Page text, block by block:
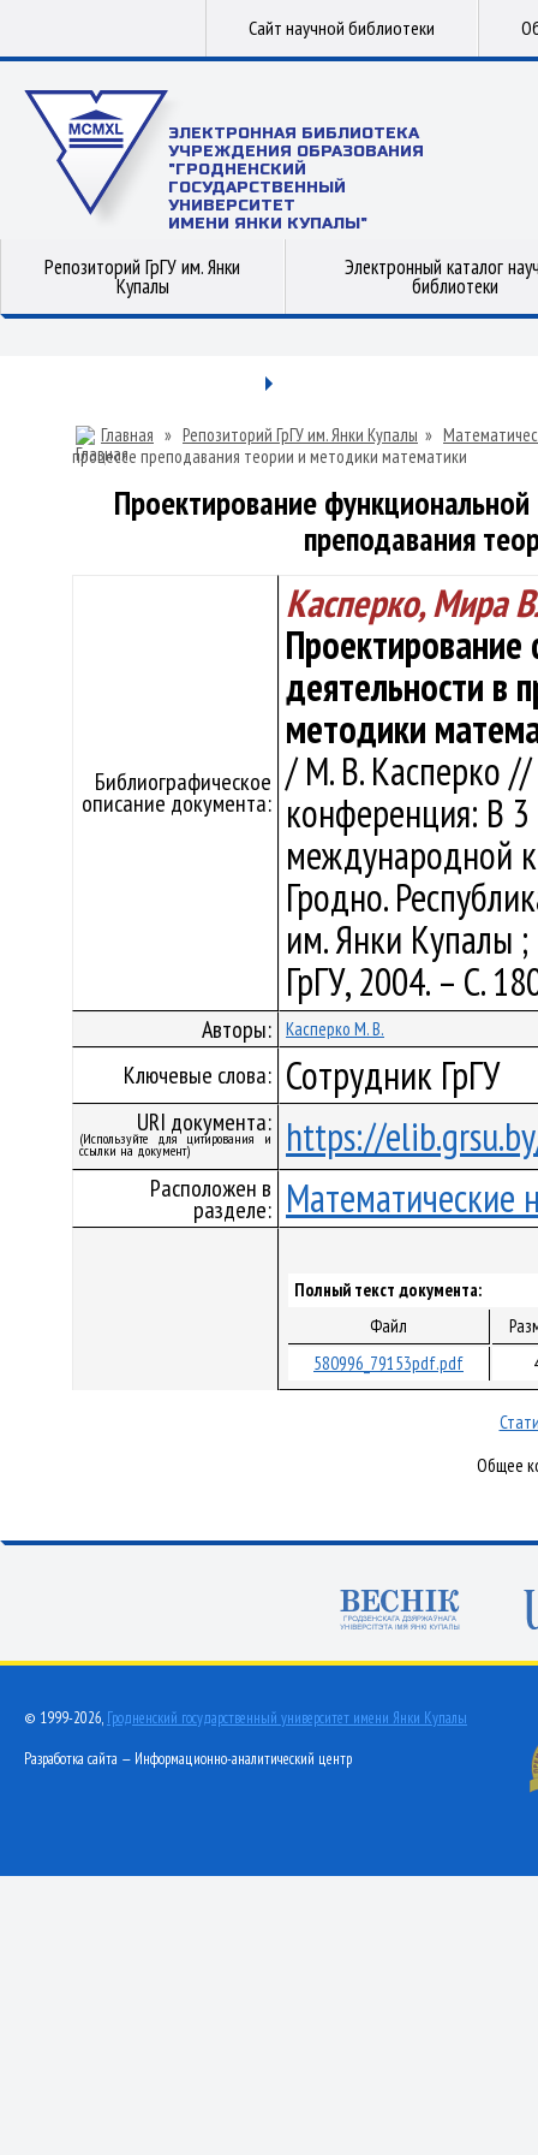
Сайт научной библиотеки
ЭЛЕКТРОННАЯ БИБЛИОТЕКА
УЧРЕЖДЕНИЯ ОБРАЗОВАНИЯ
"ГРОДНЕНСКИЙ
ГОСУДАРСТВЕННЫЙ
УНИВЕРСИТЕТ
ИМЕНИ ЯНКИ КУПАЛЫ"
Репозиторий ГрГУ им. Янки
Купалы
Электронный каталог
библиотеки
Главная » Репозиторий ГрГУ им. Янки Купалы »
процессе преподавания теории и методики математики
Проектирование
преподавания
Библиографическое
описание документа:
Касперко, Мира
деятельности в
методики
/ М. В. Касперко //
конференция: В
международной
Гродно.
им. Янки Купалы ;
ГрГУ, 2004. – С.
Авторы: Касперко М. В.
Ключевые слова: Сотрудник ГрГУ
URI документа:
(Используйте для цитирования и
ссылки на документ) https://
Расположен в
разделе: Математические
Полный текст документа:
Файл
580996_79153pdf.pdf
Общее
© 1999-2026, Гродненский государственный университет имени Янки Купалы
Разработка сайта — Информационно-аналитический центр